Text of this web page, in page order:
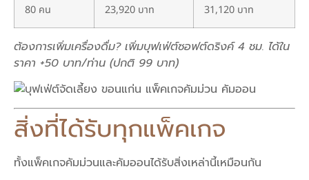
80 คน 23,920 บาท 31,120 บาท
ต้องการเพิ่มเครื่องดื่ม? เพิ่มบุฟเฟ่ต์ซอฟต์ดริงค์ 4 ชม. ได้ใน
ราคา +50 บาท/ท่าน (ปกติ 99 บาท)
สิ่งที่ได้รับทุกแพ็คเกจ
ทั้งแพ็คเกจคัมม่วนและคัมออนได้รับสิ่งเหล่านี้เหมือนกัน